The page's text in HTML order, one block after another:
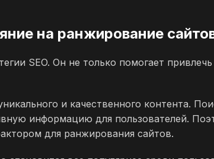
на ранжирование
SEO. Он не только помогает
и качественного контента.
информацию для пользователей.
для ранжирования сайтов.